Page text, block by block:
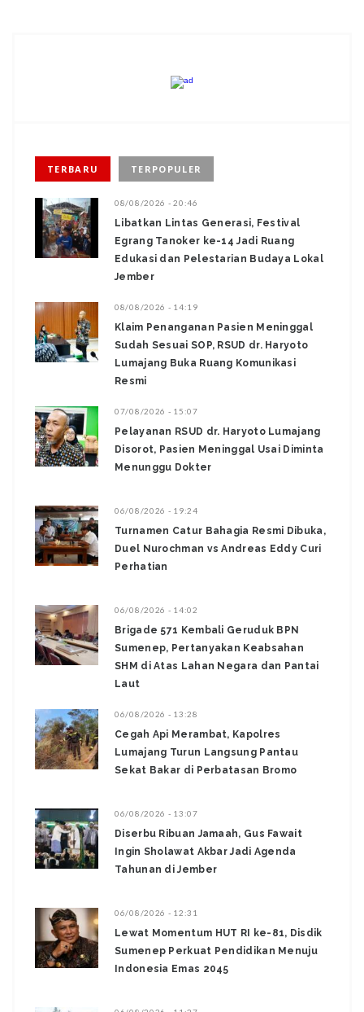
TERBARU TERPOPULER
08/08/2026 - 20:46
Libatkan Lintas Generasi, Festival
Egrang Tanoker ke-14 Jadi Ruang
Edukasi dan Pelestarian Budaya Lokal
Jember
08/08/2026 - 14:19
Klaim Penanganan Pasien Meninggal
Sudah Sesuai SOP, RSUD dr. Haryoto
Lumajang Buka Ruang Komunikasi
Resmi
07/08/2026 - 15:07
Pelayanan RSUD dr. Haryoto Lumajang
Disorot, Pasien Meninggal Usai Diminta
Menunggu Dokter
06/08/2026 - 19:24
Turnamen Catur Bahagia Resmi Dibuka,
Duel Nurochman vs Andreas Eddy Curi
Perhatian
06/08/2026 - 14:02
Brigade 571 Kembali Geruduk BPN
Sumenep, Pertanyakan Keabsahan
SHM di Atas Lahan Negara dan Pantai
Laut
06/08/2026 - 13:28
‎Cegah Api Merambat, Kapolres
Lumajang Turun Langsung Pantau
Sekat Bakar di Perbatasan Bromo ‎
06/08/2026 - 13:07
Diserbu Ribuan Jamaah, Gus Fawait
Ingin Sholawat Akbar Jadi Agenda
Tahunan di Jember
06/08/2026 - 12:31
Lewat Momentum HUT RI ke-81, Disdik
Sumenep Perkuat Pendidikan Menuju
Indonesia Emas 2045